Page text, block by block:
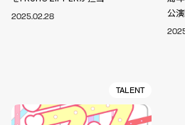
2025.02.28
公
TALENT